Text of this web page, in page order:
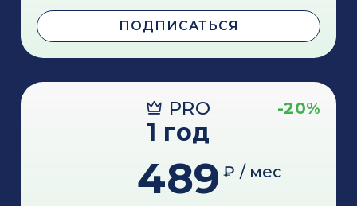
ПОДПИСАТЬСЯ
PRO -20%
1 год
489 ₽ / мес